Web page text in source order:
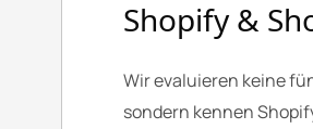
Shopify &
Wir evaluieren keine
sondern kennen